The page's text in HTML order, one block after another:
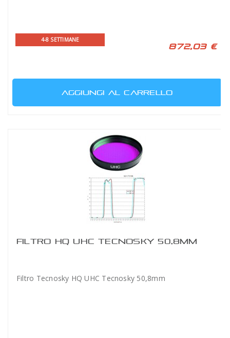
4-8 SETTIMANE
872,03 €
AGGIUNGI AL CARRELLO
FILTRO HQ UHC TECNOSKY 50,8MM
Filtro Tecnosky HQ UHC Tecnosky 50,8mm